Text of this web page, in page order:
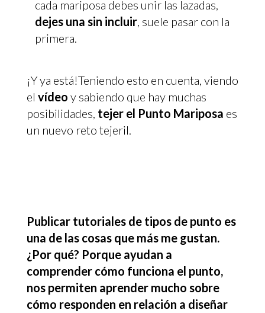
cada mariposa debes unir las lazadas,
dejes una sin incluir, suele pasar con la
primera.
¡Y ya está!Teniendo esto en cuenta, viendo
el vídeo y sabiendo que hay muchas
posibilidades, tejer el Punto Mariposa es
un nuevo reto tejeril.
Publicar tutoriales de tipos de punto es
una de las cosas que más me gustan.
¿Por qué? Porque ayudan a
comprender cómo funciona el punto,
nos permiten aprender mucho sobre
cómo responden en relación a diseñar